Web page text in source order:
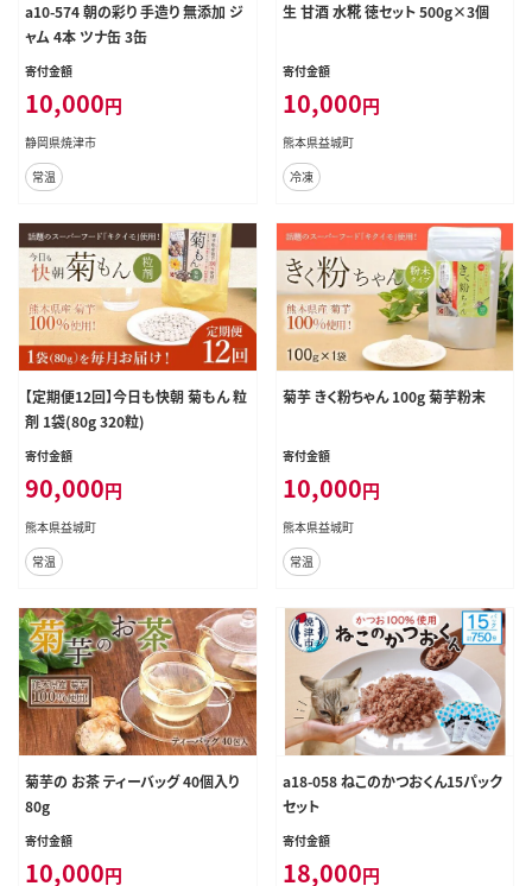
a10-574 朝の彩り 手造り 無添加 ジ
ャム 4本 ツナ缶 3缶
寄付金額
10,000円
静岡県焼津市
常温
生 甘酒 水糀 徳セット 500g×3個
寄付金額
10,000円
熊本県益城町
冷凍
【定期便12回】今日も快朝 菊もん 粒
剤 1袋(80g 320粒)
寄付金額
90,000円
熊本県益城町
常温
菊芋 きく粉ちゃん 100g 菊芋粉末
寄付金額
10,000円
熊本県益城町
常温
菊芋の お茶 ティーバッグ 40個入り
80g
寄付金額
10,000円
a18-058 ねこのかつおくん15パック
セット
寄付金額
18,000円